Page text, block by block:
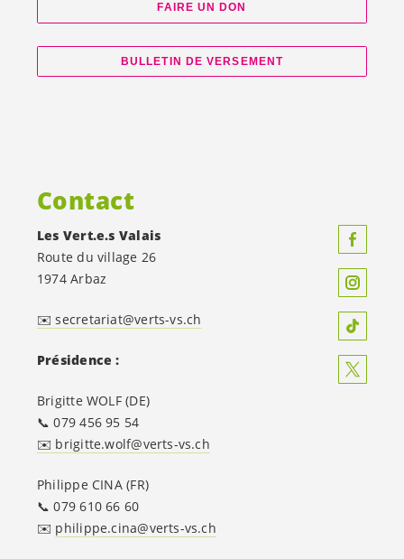
FAIRE UN DON
BULLETIN DE VERSEMENT
Contact
Les Vert.e.s Valais
Route du village 26
1974 Arbaz
✉️ secretariat@verts-vs.ch
Présidence :
Brigitte WOLF (DE)
📞 079 456 95 54
✉️ brigitte.wolf@verts-vs.ch
Philippe CINA (FR)
📞 079 610 66 60
✉️ philippe.cina@verts-vs.ch